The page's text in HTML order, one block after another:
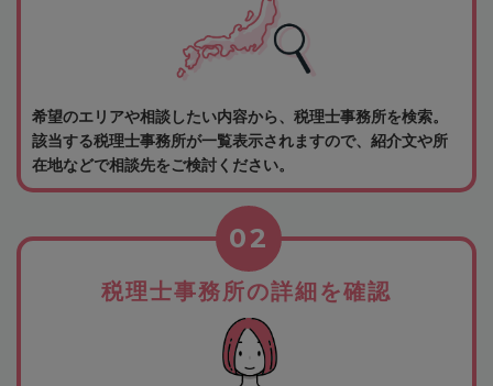
希望のエリアや相談したい内容から、税理士事務所を検索。
該当する税理士事務所が一覧表示されますので、紹介文や所
在地などで相談先をご検討ください。
税理士事務所の詳細を確認
02